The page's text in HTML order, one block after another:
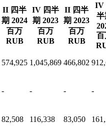
II 四半
期 2024
百万
RUB
IV 四半
期 2023
百万
RUB
II 四半
期 2023
百万
RUB
IV
半
百
574,925 1,045,869 466,802
- - - -
82,508 116,338 83,050